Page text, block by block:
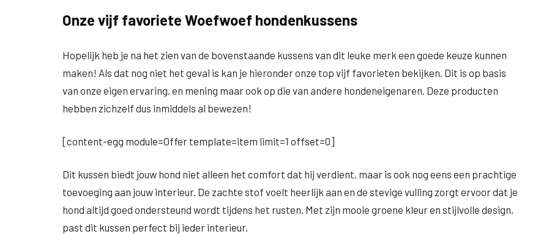
Onze vijf favoriete Woefwoef hondenkussens
Hopelijk heb je na het zien van de bovenstaande kussens van dit leuke merk een goede keuze kunnen
maken! Als dat nog niet het geval is kan je hieronder onze top vijf favorieten bekijken. Dit is op basis
van onze eigen ervaring, en mening maar ook op die van andere hondeneigenaren. Deze producten
hebben zichzelf dus inmiddels al bewezen!
[content-egg module=Offer template=item limit=1 offset=0]
Dit kussen biedt jouw hond niet alleen het comfort dat hij verdient, maar is ook nog eens een prachtige
toevoeging aan jouw interieur. De zachte stof voelt heerlijk aan en de stevige vulling zorgt ervoor dat je
hond altijd goed ondersteund wordt tijdens het rusten. Met zijn mooie groene kleur en stijlvolle design,
past dit kussen perfect bij ieder interieur.